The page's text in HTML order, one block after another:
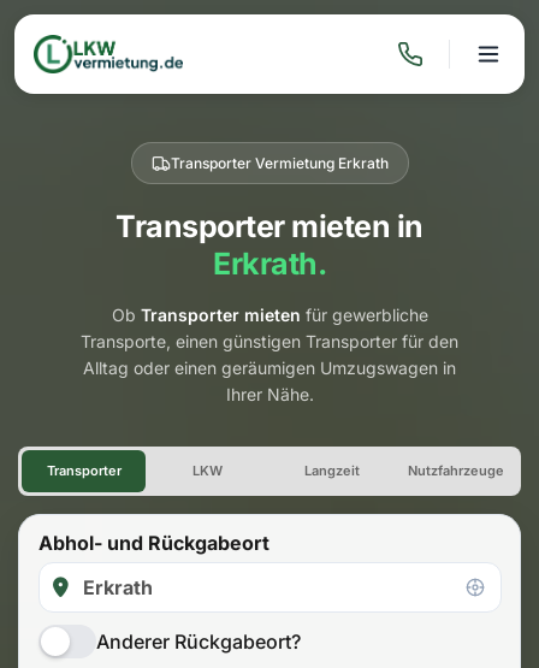
Transporter Vermietung Erkrath
Transporter mieten in
Erkrath.
Ob Transporter mieten für gewerbliche
Transporte, einen günstigen Transporter für den
Alltag oder einen geräumigen Umzugswagen in
Ihrer Nähe.
Transporter Vermietung
Transporter LKW Langzeit Nutzfahrzeuge
Abhol- und Rückgabeort
Anderer Rückgabeort?